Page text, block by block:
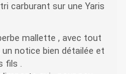
carburant sur une Yaris
mallette , avec tout
notice bien détailée et
fils .